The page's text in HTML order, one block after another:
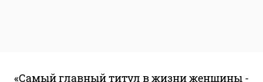
«Самый главный титул в жизни женщины -